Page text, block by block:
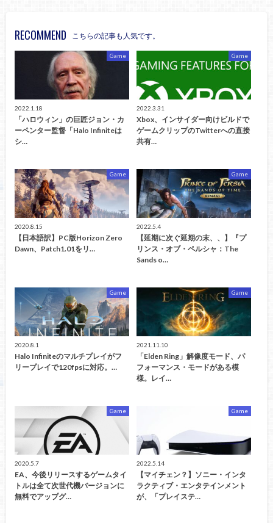
RECOMMEND こちらの記事も人気です。
Game
2022.1.18
「ハロウィン」の巨匠ジョン・カ
ーペンター監督「Halo Infiniteは
シ…
Game
2022.3.31
Xbox、インサイダー向けビルドで
ゲームクリップのTwitterへの直接
共有…
Game
2020.8.15
【日本語訳】PC版Horizon Zero
Dawn、Patch1.01をリ…
Game
2022.5.4
【延期に次ぐ延期の末、、】『プ
リンス・オブ・ペルシャ：The
Sands o…
Game
2020.8.1
Halo Infiniteのマルチプレイがフ
リープレイで120fpsに対応。…
Game
2021.11.10
「Elden Ring」解像度モード、パ
フォーマンス・モードがある模
様。レイ…
Game
2020.5.7
EA、今後リリースするゲームタイ
トルは全て次世代機バージョンに
無料でアップグ…
Game
2022.5.14
【マイチェン？】ソニー・インタ
ラクティブ・エンタテインメント
が、「プレイステ…